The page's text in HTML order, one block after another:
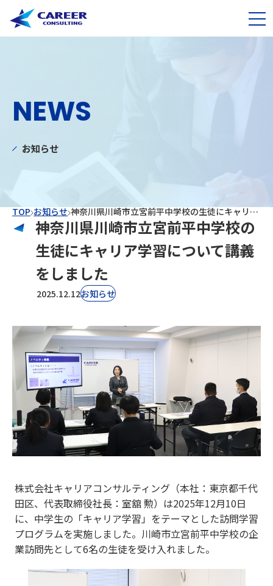
NEWS
お知らせ
TOP お知らせ 神奈川県川崎市立宮前平中学校の生徒にキャリア学習について講義をしました
神奈川県川崎市立宮前平中学校の
生徒にキャリア学習について講義
をしました
2025.12.12お知らせ
株式会社キャリアコンサルティング（本社：東京都千代
田区、代表取締役社長：室舘 勲）は2025年12月10日
に、中学生の「キャリア学習」をテーマとした訪問学習
プログラムを実施しました。川崎市立宮前平中学校の企
業訪問先として6名の生徒を受け入れました。